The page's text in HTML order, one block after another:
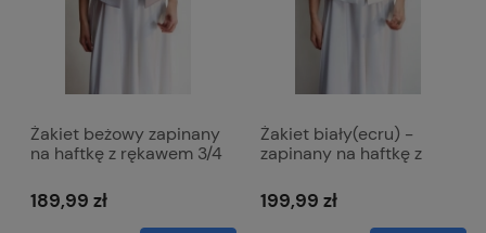
Żakiet beżowy zapinany
na haftkę z rękawem 3/4
189,99 zł
Żakiet biały(ecru) -
zapinany na haftkę z
199,99 zł